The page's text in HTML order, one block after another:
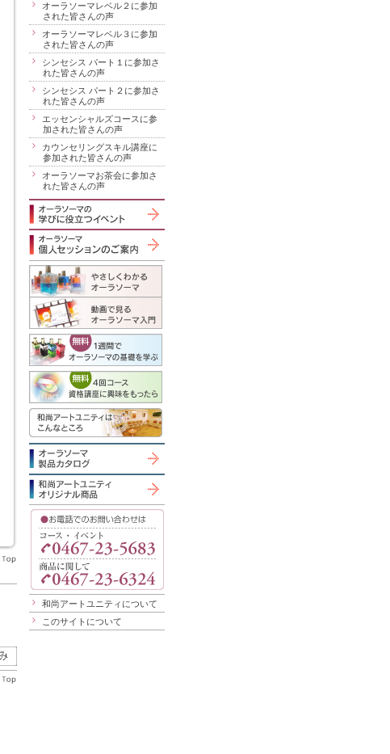
オーラソーマレベル２に参加
された皆さんの声
オーラソーマレベル３に参加
された皆さんの声
シンセシス パート１に参加さ
れた皆さんの声
シンセシス パート２に参加さ
れた皆さんの声
エッセンシャルズコースに参
加された皆さんの声
カウンセリングスキル講座に
参加された皆さんの声
オーラソーマお茶会に参加さ
れた皆さんの声
和尚アートユニティについて
このサイトについて